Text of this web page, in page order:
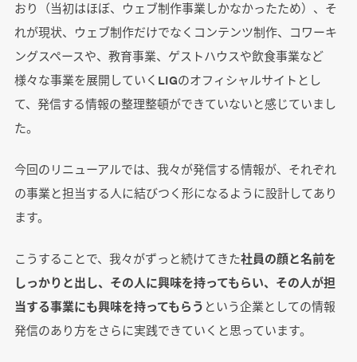
おり（当初はほぼ、ウェブ制作事業しかなかったため）、そ
れが現状、ウェブ制作だけでなくコンテンツ制作、コワーキ
ングスペースや、教育事業、ゲストハウスや飲食事業など
様々な事業を展開していくLIGのオフィシャルサイトとし
て、発信する情報の整理整頓ができていないと感じていまし
た。
今回のリニューアルでは、我々が発信する情報が、それぞれ
の事業と担当する人に結びつく形になるように設計してあり
ます。
こうすることで、我々がずっと続けてきた社員の顔と名前を
しっかりと出し、その人に興味を持ってもらい、その人が担
当する事業にも興味を持ってもらう という企業としての情報
発信のあり方をさらに実践できていくと思っています。